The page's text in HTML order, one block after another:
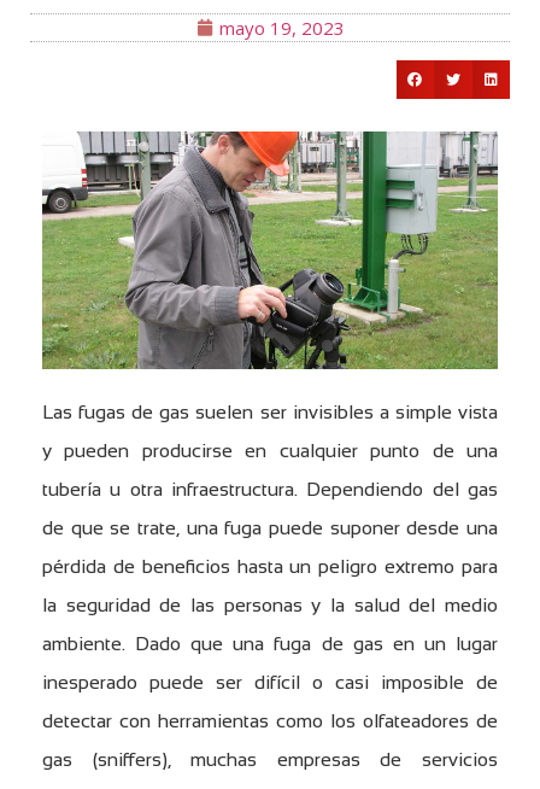
mayo 19, 2023
Las fugas de gas suelen ser invisibles a simple vista
y pueden producirse en cualquier punto de una
tubería u otra infraestructura. Dependiendo del gas
de que se trate, una fuga puede suponer desde una
pérdida de beneficios hasta un peligro extremo para
la seguridad de las personas y la salud del medio
ambiente. Dado que una fuga de gas en un lugar
inesperado puede ser difícil o casi imposible de
detectar con herramientas como los olfateadores de
gas (sniffers), muchas empresas de servicios